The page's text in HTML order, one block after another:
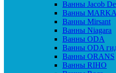
Ванны Jacob
Ванны
Ванны Mirsant
Ванны Niagara
Ванны ODA
Ванны ODA
Ванны ORANS
Ванны RIHO